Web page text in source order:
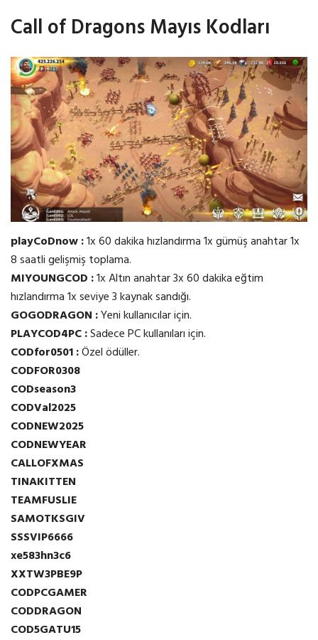
Call of Dragons Mayıs Kodları
playCoDnow :1x 60 dakika hızlandırma 1x gümüş anahtar 1x
8 saatli gelişmiş toplama.
MIYOUNGCOD :1x Altın anahtar 3x 60 dakika eğtim
hızlandırma 1x seviye 3 kaynak sandığı.
GOGODRAGON :Yeni kullanıcılar için.
PLAYCOD4PC :Sadece PC kullanıları için.
CODfor0501 :Özel ödüller.
CODFOR0308
CODseason3
CODVal2025
CODNEW2025
CODNEWYEAR
CALLOFXMAS
TINAKITTEN
TEAMFUSLIE
SAMOTKSGIV
SSSVIP6666
xe583hn3c6
XXTW3PBE9P
CODPCGAMER
CODDRAGON
COD5GATU15